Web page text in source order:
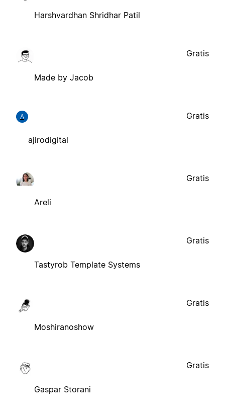
Harshvardhan Shridhar Patil
Made by Jacob
Gratis
A
ajirodigital
Gratis
Areli
Gratis
Tastyrob Template Systems
Gratis
Moshiranoshow
Gratis
Gaspar Storani
Gratis